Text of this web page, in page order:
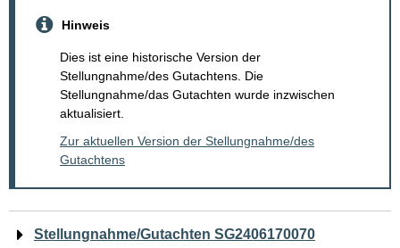
Hinweis
Dies ist eine historische Version der
Stellungnahme/des Gutachtens. Die
Stellungnahme/das Gutachten wurde inzwischen
aktualisiert.
Zur aktuellen Version der Stellungnahme/des
Gutachtens
Navigation
Stellungnahme/Gutachten SG2406170070